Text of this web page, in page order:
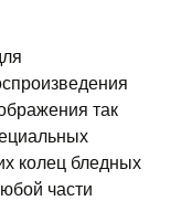
так
колец бледных
части